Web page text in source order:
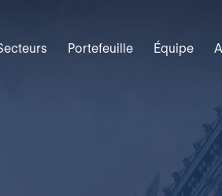
Portefeuille Équipe